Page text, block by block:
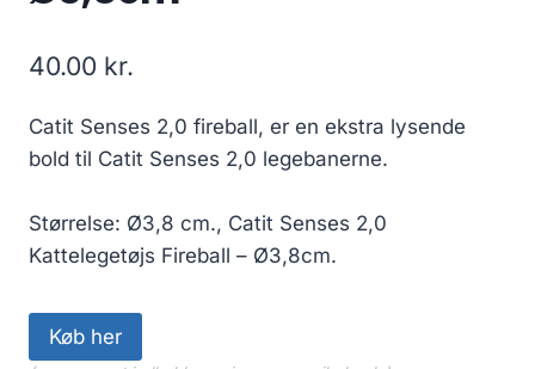
40.00 kr.
Catit Senses 2,0 fireball, er en ekstra lysende
bold til Catit Senses 2,0 legebanerne.
Størrelse: Ø3,8 cm., Catit Senses 2,0
Kattelegetøjs Fireball – Ø3,8cm.
Køb her